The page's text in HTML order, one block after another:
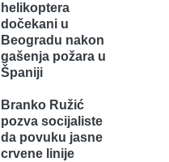
helikoptera
dočekani u
Beogradu nakon
gašenja požara u
Španiji
Branko Ružić
pozva socijaliste
da povuku jasne
crvene linije